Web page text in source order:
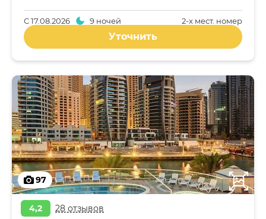
2-x мест. номер
С17.08.2026 9 ночей
Уточнить
97
4,2 28 отзывов